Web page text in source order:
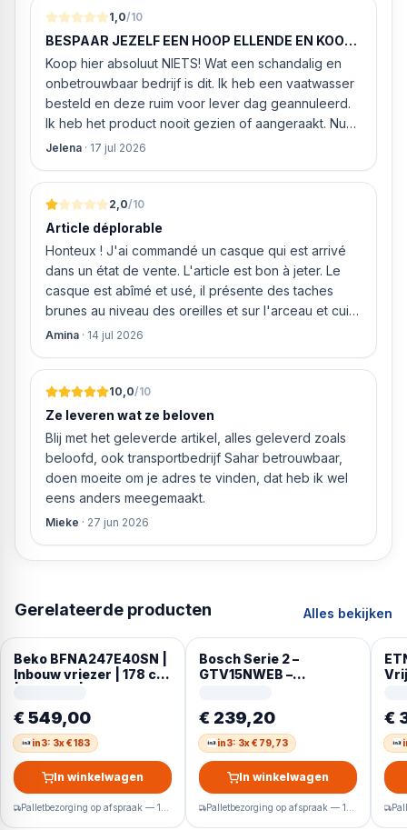
alleszins concurrente prijzen. De vriendelijke
medewerker gaf aan dat, als we gelijk via de
website gingen bestellen en betalen, hij z’n best
ging doen om ‘s middags nog te leveren. Het
bleken geen loze woorden: om 16.00 uur werd de
Neff vaatwasser geleverd en ver
1,0/10
BESPAAR JEZELF EEN HOOP ELLENDE EN KOOP
HIER NIETS!
Koop hier absoluut NIETS! Wat een schandalig en
onbetrouwbaar bedrijf is dit. Ik heb een vaatwasser
besteld en deze ruim voor lever dag geannuleerd.
Ik heb het product nooit gezien of aangeraakt. Nu
weigeren ze gewoon om mijn geld volledig terug te
van MIJN geld inhouden!
Jelena · 17 jul 2026
2,0/10
Article déplorable
Honteux ! J'ai commandé un casque qui est arrivé
dans un état de vente. L'article est bon à jeter. Le
casque est abîmé et usé, il présente des taches
brunes au niveau des oreilles et sur l'arceau et cuir
qui est craquelé ! Les coussins sont eux « dégonflés
Amina · 14 jul 2026
10,0/10
Ze leveren wat ze beloven
Blij met het geleverde artikel, alles geleverd zoals
beloofd, ook transportbedrijf Sahar betrouwbaar,
doen moeite om je adres te vinden, dat heb ik wel
eens anders meegemaakt.
Mieke · 27 jun 2026
Gerelateerde producten Alles bekijken
Beko BFNA247E40SN |
Inbouw vriezer | 178 cm
€ 549,00
in3: 3x € 183
In winkelwagen
Bosch Serie 2 –
GTV15NWEB –
SuperFreezing:
beschermt
diepvriesproducten
tegen ontdooien – Wit
€ 239,20
in3: 3x € 79,73
In winkelwagen
tot
5
€